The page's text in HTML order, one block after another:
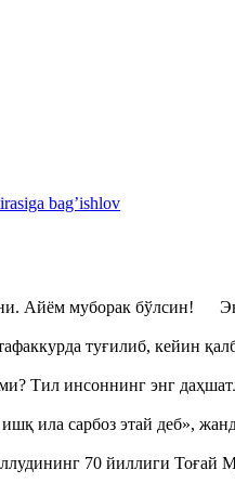
bag’ishlov
Айём муборак бўлсин!
туғилиб, кейин
Тил инсоннинг энг
ила сарбоз этай деб»,
70 йиллиги